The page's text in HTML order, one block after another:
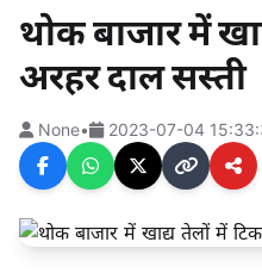
थोक बाजार में
अरहर दाल सस्ती
None• 2023-07-04